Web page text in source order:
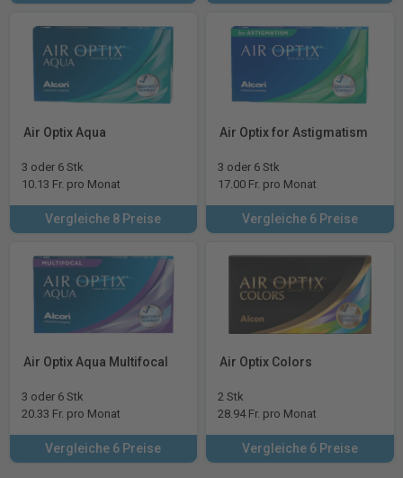
Air Optix Aqua
3 oder 6 Stk
10.13 Fr. pro Monat
Vergleiche 8 Preise
Air Optix for Astigmatism
3 oder 6 Stk
17.00 Fr. pro Monat
Vergleiche 6 Preise
Air Optix Aqua Multifocal
3 oder 6 Stk
20.33 Fr. pro Monat
Vergleiche 6 Preise
Air Optix Colors
2 Stk
28.94 Fr. pro Monat
Vergleiche 6 Preise